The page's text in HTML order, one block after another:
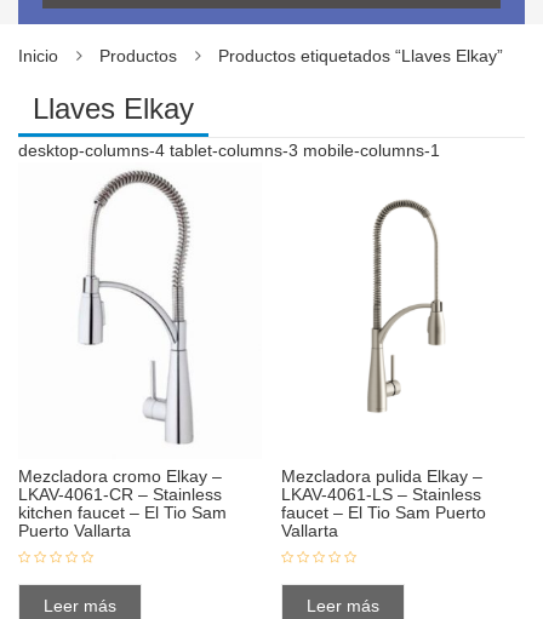
Inicio Productos Productos etiquetados “Llaves Elkay”
Llaves Elkay
desktop-columns-4 tablet-columns-3 mobile-columns-1
Mezcladora cromo Elkay –
LKAV-4061-CR – Stainless
kitchen faucet – El Tio Sam
Puerto Vallarta
Leer más
Mezcladora pulida Elkay –
LKAV-4061-LS – Stainless
faucet – El Tio Sam Puerto
Vallarta
Leer más